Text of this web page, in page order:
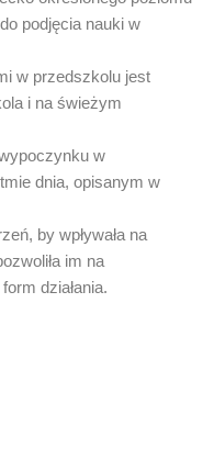
podjęcia nauki w
w przedszkolu jest
i na świeżym
w
dnia, opisanym w
by wpływała na
im na
działania.